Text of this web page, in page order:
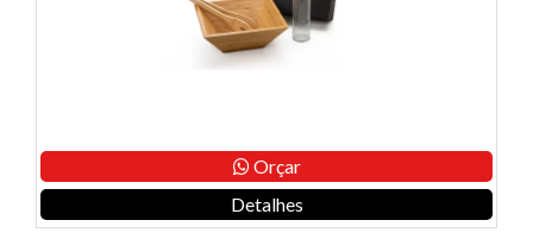
Orçar
Detalhes